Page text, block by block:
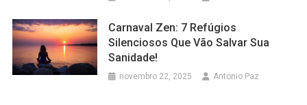
Carnaval Zen: 7 Refúgios
Silenciosos Que Vão Salvar Sua
Sanidade!
novembro 22, 2025 Antonio Paz